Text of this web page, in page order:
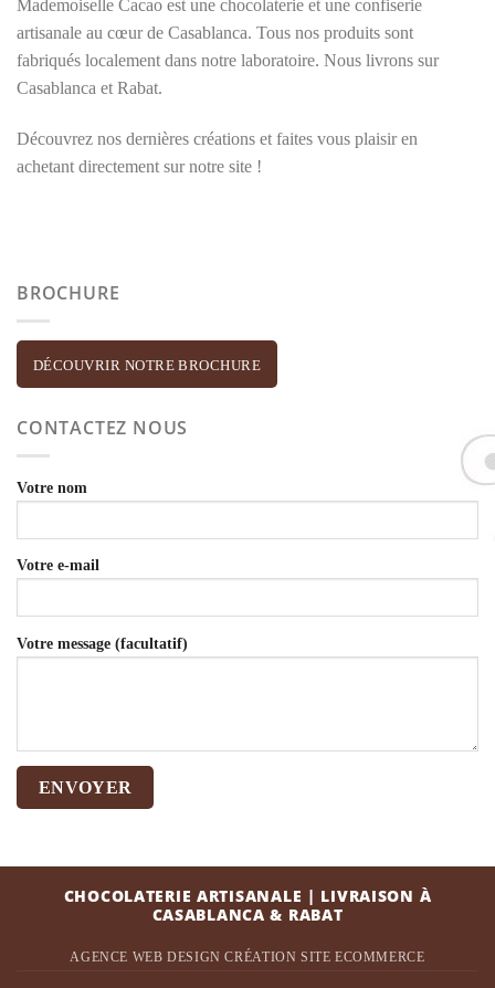
Mademoiselle Cacao est une chocolaterie et une confiserie
artisanale au cœur de Casablanca. Tous nos produits sont
fabriqués localement dans notre laboratoire. Nous livrons sur
Casablanca et Rabat.
Découvrez nos dernières créations et faites vous plaisir en
achetant directement sur notre site !
BROCHURE
DÉCOUVRIR NOTRE BROCHURE
CONTACTEZ NOUS
Votre nom
Votre e-mail
Votre message (facultatif)
CHOCOLATERIE ARTISANALE | LIVRAISON À
CASABLANCA & RABAT
AGENCE WEB DESIGN CRÉATION SITE ECOMMERCE